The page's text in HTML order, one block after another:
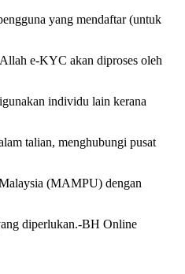
yang mendaftar (untuk
e-KYC akan diproses oleh
individu lain kerana
talian, menghubungi pusat
(MAMPU) dengan
diperlukan.-BH Online